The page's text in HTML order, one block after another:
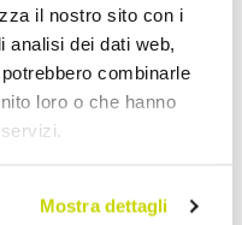
il nostro sito con i
analisi dei dati web,
combinarle
loro o che hanno
Mostra dettagli